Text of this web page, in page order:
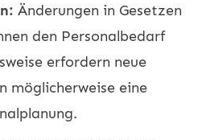
Änderungen in Gesetzen
den Personalbedarf
erfordern neue
möglicherweise eine